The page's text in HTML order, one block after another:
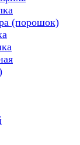
(порошок)